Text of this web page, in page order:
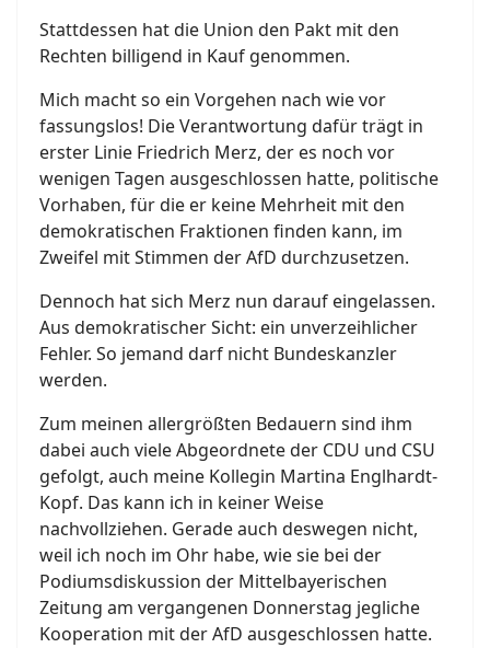
Stattdessen hat die Union den Pakt mit den
Rechten billigend in Kauf genommen.
Mich macht so ein Vorgehen nach wie vor
fassungslos! Die Verantwortung dafür trägt in
erster Linie Friedrich Merz, der es noch vor
wenigen Tagen ausgeschlossen hatte, politische
Vorhaben, für die er keine Mehrheit mit den
demokratischen Fraktionen finden kann, im
Zweifel mit Stimmen der AfD durchzusetzen.
Dennoch hat sich Merz nun darauf eingelassen.
Aus demokratischer Sicht: ein unverzeihlicher
Fehler. So jemand darf nicht Bundeskanzler
werden.
Zum meinen allergrößten Bedauern sind ihm
dabei auch viele Abgeordnete der CDU und CSU
gefolgt, auch meine Kollegin Martina Englhardt-
Kopf. Das kann ich in keiner Weise
nachvollziehen. Gerade auch deswegen nicht,
weil ich noch im Ohr habe, wie sie bei der
Podiumsdiskussion der Mittelbayerischen
Zeitung am vergangenen Donnerstag jegliche
Kooperation mit der AfD ausgeschlossen hatte.